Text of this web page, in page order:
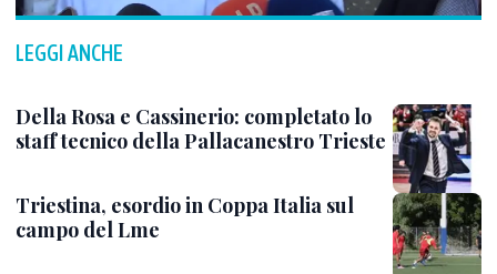
LEGGI ANCHE
Della Rosa e Cassinerio: completato lo
staff tecnico della Pallacanestro Trieste
Triestina, esordio in Coppa Italia sul
campo del Lme